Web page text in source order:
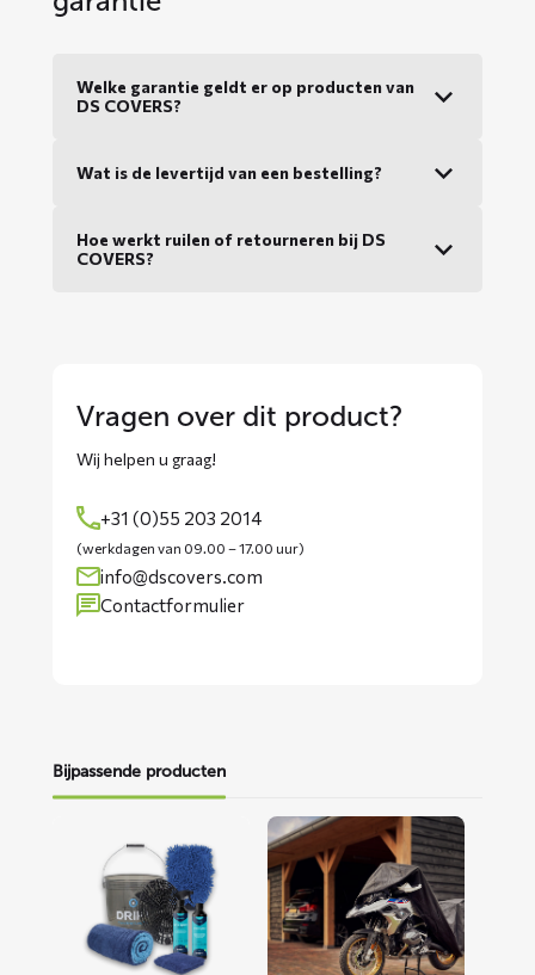
Welke garantie geldt er op producten van
DS COVERS?
Wat is de levertijd van een bestelling?
Hoe werkt ruilen of retourneren bij DS
COVERS?
Vragen over dit product?
Wij helpen u graag!
+31 (0)55 203 2014
(werkdagen van 09.00 – 17.00 uur)
info@dscovers.com
Contactformulier
Bijpassende producten
Motorwaspakket
Lees
meer
over
ALFA
motorhoes